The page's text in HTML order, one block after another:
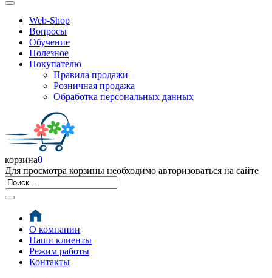
Web-Shop
Вопросы
Обучение
Полезное
Покупателю
Правила продажи
Розничная продажа
Обработка персональных данных
корзина0
Для просмотра корзины необходимо авторизоваться на сайте
О компании
Наши клиенты
Режим работы
Контакты